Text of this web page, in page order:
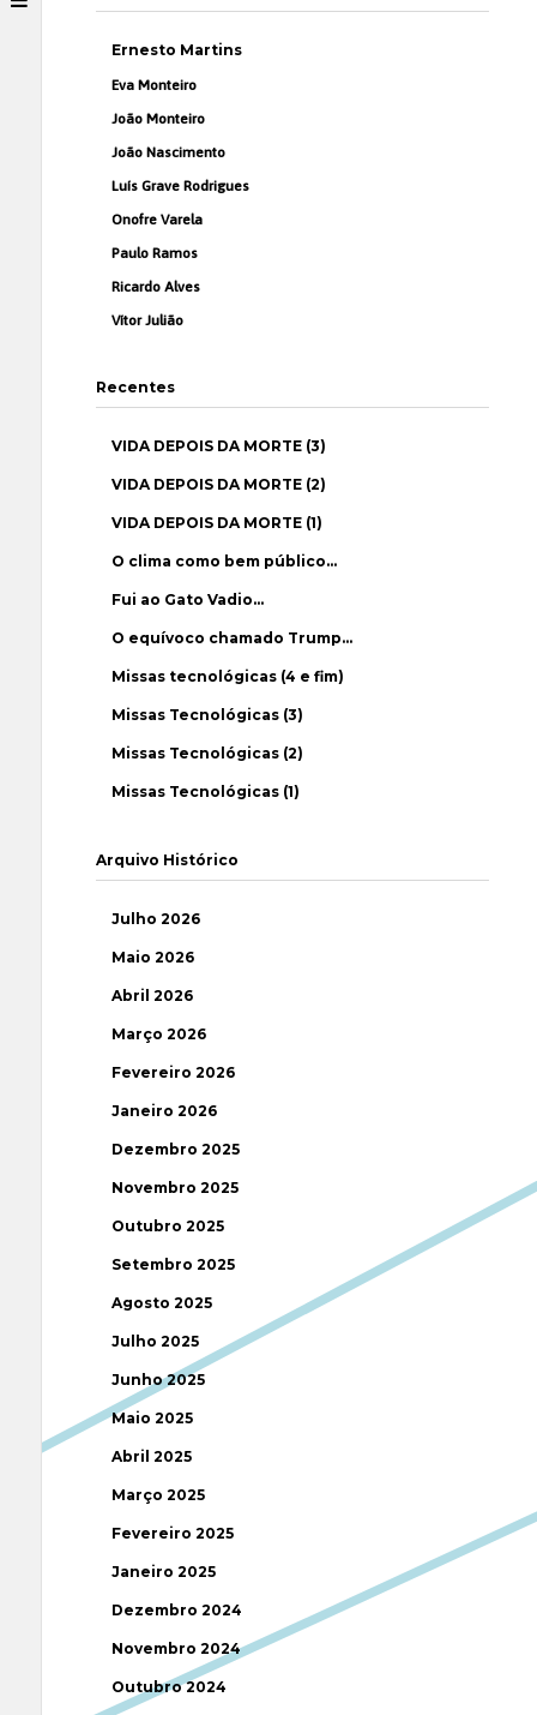
Ernesto Martins
Eva Monteiro
João Monteiro
João Nascimento
Luís Grave Rodrigues
Onofre Varela
Paulo Ramos
Ricardo Alves
Vítor Julião
Recentes
VIDA DEPOIS DA MORTE (3)
VIDA DEPOIS DA MORTE (2)
VIDA DEPOIS DA MORTE (1)
O clima como bem público…
Fui ao Gato Vadio…
O equívoco chamado Trump…
Missas tecnológicas (4 e fim)
Missas Tecnológicas (3)
Missas Tecnológicas (2)
Missas Tecnológicas (1)
Arquivo Histórico
Julho 2026
Maio 2026
Abril 2026
Março 2026
Fevereiro 2026
Janeiro 2026
Dezembro 2025
Novembro 2025
Outubro 2025
Setembro 2025
Agosto 2025
Julho 2025
Junho 2025
Maio 2025
Abril 2025
Março 2025
Fevereiro 2025
Janeiro 2025
Dezembro 2024
Novembro 2024
Outubro 2024